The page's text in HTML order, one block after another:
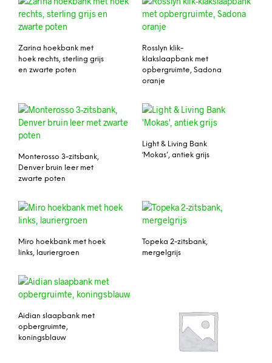
Zarina hoekbank met
hoek rechts, sterling grijs
en zwarte poten
Rosslyn klik-
klakslaapbank met
opbergruimte, Sadona
oranje
Monterosso 3-zitsbank,
Denver bruin leer met
zwarte poten
Light & Living Bank
‘Mokas’, antiek grijs
Miro hoekbank met hoek
links, lauriergroen
Topeka 2-zitsbank,
mergelgrijs
Aidian slaapbank met
opbergruimte,
koningsblauw